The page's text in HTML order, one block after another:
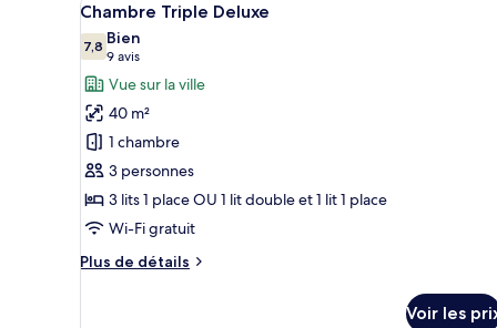
de
chambre
Two-
Bedroom
Suite
toutes
les
photos
pour
ce
type
de
chambre :
Chambre
Triple
4
Chambre Triple Deluxe
7,87,8 sur 10
Bien
9 avis
(9 avis)
Vue sur la ville
40 m²
1 chambre
3 personnes
3 lits 1 place OU 1 lit double et 1 lit 1 place
Wi-Fi gratuit
Plus de détails
Plus
Voir les